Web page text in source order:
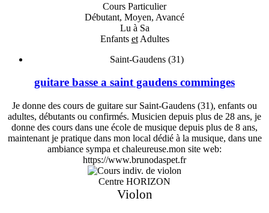
Cours Particulier
Débutant, Moyen, Avancé
Lu à Sa
Enfants etAdultes
Saint-Gaudens (31)
guitare basse a saint gaudens comminges
Je donne des cours de guitare sur Saint-Gaudens (31), enfants ou
adultes, débutants ou confirmés. Musicien depuis plus de 28 ans, je
donne des cours dans une école de musique depuis plus de 8 ans,
maintenant je pratique dans mon local dédié à la musique, dans une
ambiance sympa et chaleureuse.mon site web:
https://www.brunodaspet.fr
Centre HORIZON
Violon